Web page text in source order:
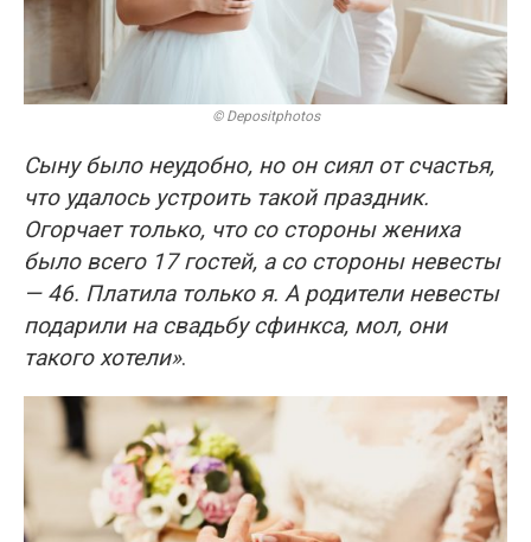
© Depositphotos
Сыну было неудобно, но он сиял от счастья,
что удалось устроить такой праздник.
Огорчает только, что со стороны жениха
было всего 17 гостей, а со стороны невесты
— 46. Платила только я. А родители невесты
подарили на свадьбу сфинкса, мол, они
такого хотели».